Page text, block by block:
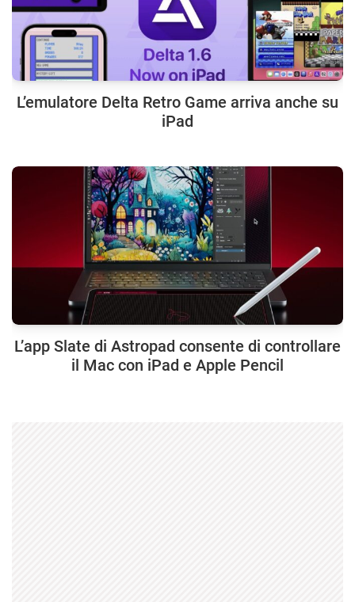
L’emulatore Delta Retro Game arriva anche su
iPad
L’app Slate di Astropad consente di controllare
il Mac con iPad e Apple Pencil